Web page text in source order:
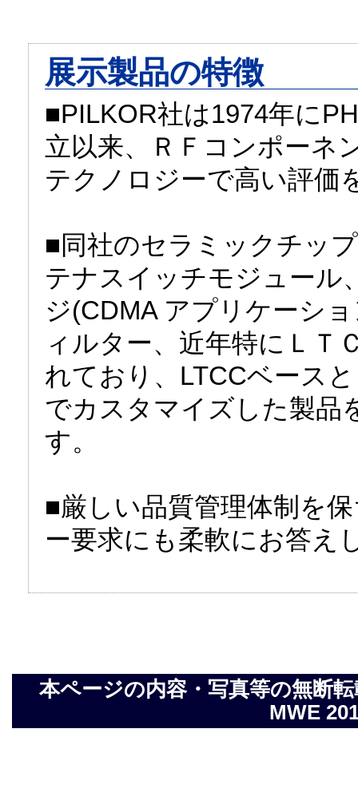
展示製品の特徴
■PILKOR社は1974年に
立以来、ＲＦコンポーネ
テクノロジーで高い評価
■同社のセラミックチッ
テナスイッチモジュール
ジ(CDMA アプリケーシ
ィルター、近年特にＬＴ
れており、LTCCベース
でカスタマイズした製品
す。
■厳しい品質管理体制を
ー要求にも柔軟にお答え
本ページの内容・写真等の無断
MWE